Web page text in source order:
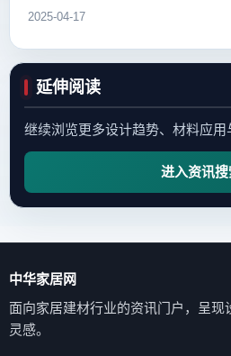
2025-04-17
延伸阅读
继续浏览更多设计趋势、材料应用
进入资讯搜
中华家居网
面向家居建材行业的资讯门户，呈现
灵感。